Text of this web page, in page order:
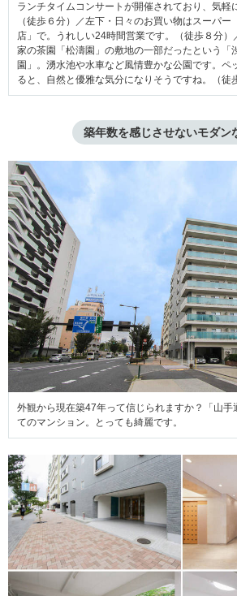
ランチタイムコンサートが開催されており、気軽
（徒歩６分）／左下・日々のお買い物はスーパー
店」で。うれしい24時間営業です。（徒歩８分）
家の茶園「松濤園」の敷地の一部だったという「
園」。湧水池や水車など風情豊かな公園です。ペ
ると、自然と優雅な気分になりそうですね。（徒
築年数を感じさせないモダン
外観から現在築47年って信じられますか？「山手
てのマンション。とっても綺麗です。